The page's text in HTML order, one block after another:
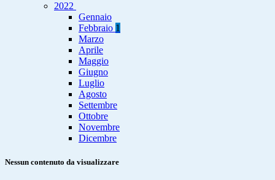
2022
Gennaio
Febbraio 1
Marzo
Aprile
Maggio
Giugno
Luglio
Agosto
Settembre
Ottobre
Novembre
Dicembre
Nessun contenuto da visualizzare